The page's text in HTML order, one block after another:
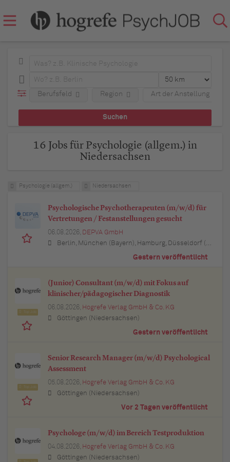
Berufsfeld Art der Anstellung
Region
16 Jobs für Psychologie (allgem.) in
Niedersachsen
Psychologie (allgem.) Niedersachsen
Psychologische Psychotherapeuten (m/w/d) für
Vertretungen / Festanstellungen gesucht
06.08.2026, DEPVA GmbH
Berlin, München (Bayern), Hamburg, Düsseldorf (Nordrhein-Westfalen), Köln (Nordrhein-Westfalen), Essen (Nordrhein-Westfalen), Dortmund (Nordrhein-Westfalen), Stuttgart (Baden-Württemberg), Heilbronn (Baden-Württemberg), Hannover (Niedersachsen), Rostock (Mecklenburg-Vorpommern), Kiel (Schleswig-Holstein), Augsburg (Bayern), Nürnberg (Bayern), Frankfurt am Main (Hessen), Bremen, Schwerin (Mecklenburg-Vorpommern), Mainz (Rheinland-Pfalz), Saarbrücken (Saarland), Dresden (Sachsen), Magdeburg (Sachsen-Anhalt), Potsdam (Brandenburg), Erfurt (Thüringen), Würzburg (Bayern), Heilbronn (Baden-Württemberg), Leipzig (Sachsen)
Gestern veröffentlicht
(Junior) Consultant (m/w/d) mit Fokus auf
klinischer/pädagogischer Diagnostik
06.08.2026, Hogrefe Verlag GmbH & Co. KG
Göttingen (Niedersachsen)
Gestern veröffentlicht
Senior Research Manager (m/w/d) Psychological
Assessment
05.08.2026, Hogrefe Verlag GmbH & Co. KG
Göttingen (Niedersachsen)
Vor 2 Tagen veröffentlicht
Psychologe (m/w/d) im Bereich Testproduktion
04.08.2026, Hogrefe Verlag GmbH & Co. KG
Göttingen (Niedersachsen)